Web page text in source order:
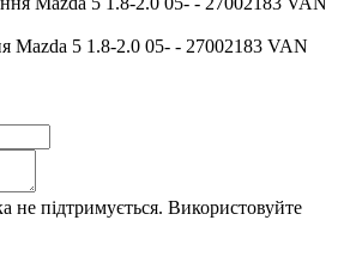
Mazda 5 1.8-2.0 05- - 27002183 VAN
не підтримується. Використовуйте